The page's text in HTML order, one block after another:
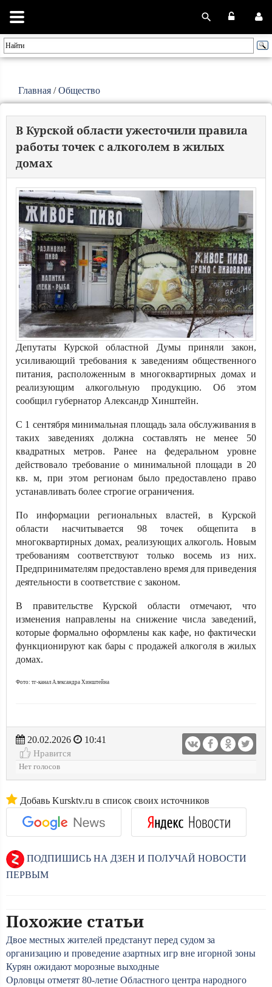
Главная /Общество
В Курской области ужесточили правила
работы точек с алкоголем в жилых
домах
Депутаты Курской областной Думы приняли закон,
усиливающий требования к заведениям общественного
питания, расположенным в многоквартирных домах и
реализующим алкогольную продукцию. Об этом
сообщил губернатор Александр Хинштейн.
С 1 сентября минимальная площадь зала обслуживания в
таких заведениях должна составлять не менее 50
квадратных метров. Ранее на федеральном уровне
действовало требование о минимальной площади в 20
кв. м, при этом регионам было предоставлено право
устанавливать более строгие ограничения.
По информации региональных властей, в Курской
области насчитывается 98 точек общепита в
многоквартирных домах, реализующих алкоголь. Новым
требованиям соответствуют только восемь из них.
Предпринимателям предоставлено время для приведения
деятельности в соответствие с законом.
В правительстве Курской области отмечают, что
изменения направлены на снижение числа заведений,
которые формально оформлены как кафе, но фактически
функционируют как бары с продажей алкоголя в жилых
домах.
Фото: тг-канал Александра Хинштейна
20.02.2026
10:41
Нравится
Нет голосов
Добавь Kursktv.ru в список своих источников
ПОДПИШИСЬ НА ДЗЕН И ПОЛУЧАЙ НОВОСТИ
ПЕРВЫМ
Похожие статьи
Двое местных жителей предстанут перед судом за
организацию и проведение азартных игр вне игорной зоны
Курян ожидают морозные выходные
Орловцы отметят 80-летие Областного центра народного